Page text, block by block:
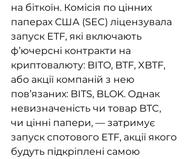
на біткоїн. Комісія по цінних
паперах США (SEC) ліцензувала
запуск ETF, які включають
ф’ючерсні контракти на
криптовалюту: BITO, BTF, XBTF,
або акції компаній з нею
пов’язаних: BITS, BLOK. Однак
невизначеність чи товар BTC,
чи цінні папери, — затримує
запуск спотового ETF, акції якого
будуть підкріплені самою